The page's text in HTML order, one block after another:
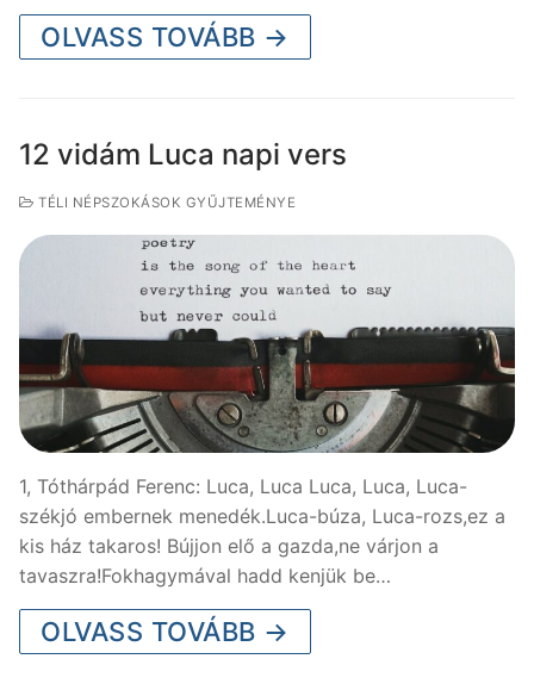
OLVASS TOVÁBB →
12 vidám Luca napi vers
TÉLI NÉPSZOKÁSOK GYŰJTEMÉNYE
1, Tóthárpád Ferenc: Luca, Luca Luca, Luca, Luca-
székjó embernek menedék.Luca-búza, Luca-rozs,ez a
kis ház takaros! Bújjon elő a gazda,ne várjon a
tavaszra!Fokhagymával hadd kenjük be…
OLVASS TOVÁBB →